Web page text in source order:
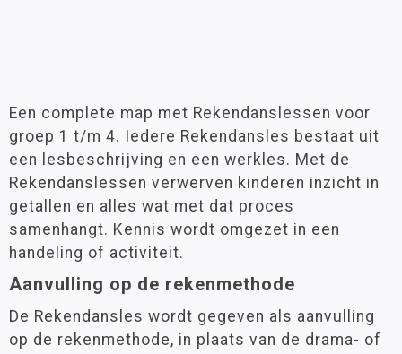
Een complete map met Rekendanslessen voor
groep 1 t/m 4. Iedere Rekendansles bestaat uit
een lesbeschrijving en een werkles. Met de
Rekendanslessen verwerven kinderen inzicht in
getallen en alles wat met dat proces
samenhangt. Kennis wordt omgezet in een
handeling of activiteit.
Aanvulling op de rekenmethode
De Rekendansles wordt gegeven als aanvulling
op de rekenmethode, in plaats van de drama- of